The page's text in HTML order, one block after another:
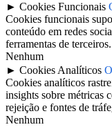
► Cookies Funcionais
Cookies funcionais
conteúdo em redes
ferramentas de terceiros.
Nenhum
► Cookies Analíticos
Cookies analíticos
insights sobre métricas
rejeição e fontes de
Nenhum